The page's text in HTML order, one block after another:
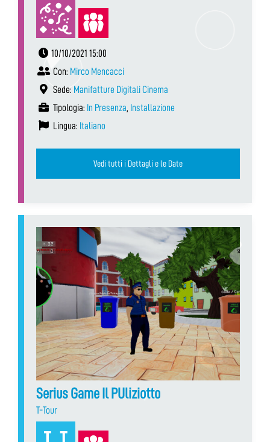
10/10/2021 15:00
Con: Mirco Mencacci
Sede: Manifatture Digitali Cinema
Tipologia: In Presenza, Installazione
Lingua: Italiano
Vedi tutti i Dettagli e le Date
Serius Game Il PUliziotto
T-Tour